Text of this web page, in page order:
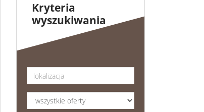
Kryteria
wyszukiwania